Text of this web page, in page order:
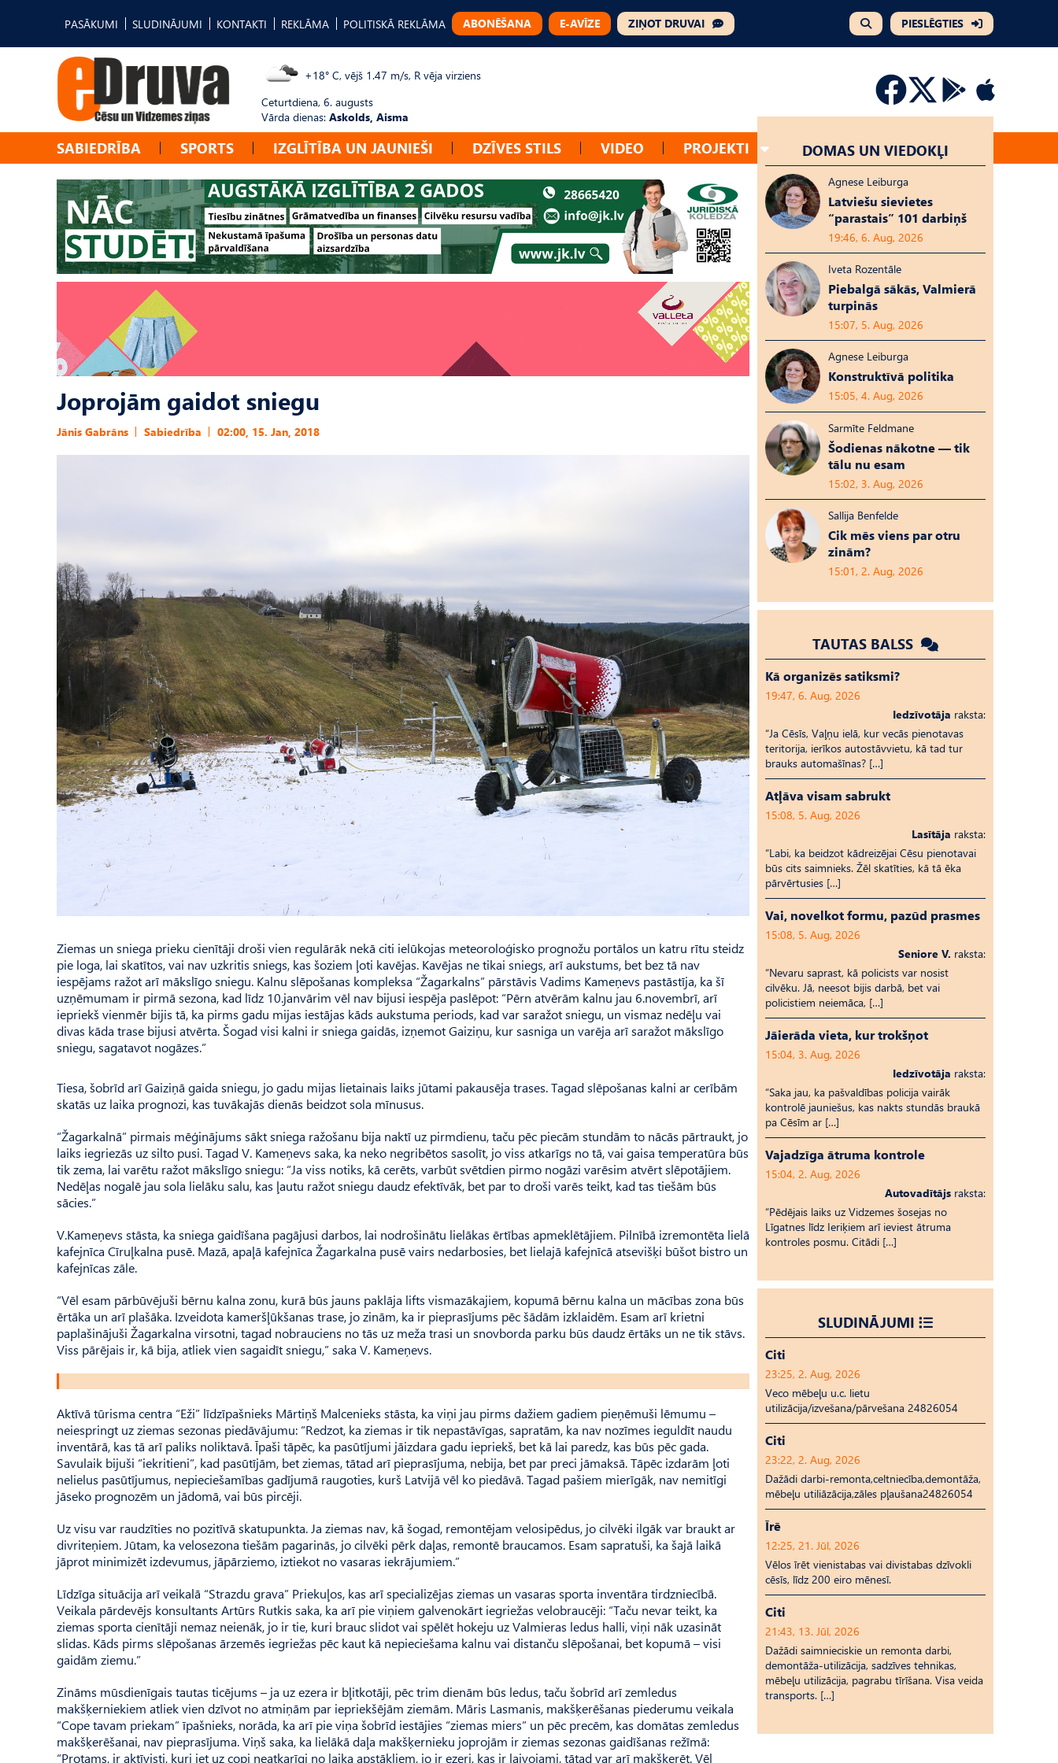
PASĀKUMI SLUDINĀJUMI KONTAKTI REKLĀMA POLITISKĀ REKLĀMA ABONĒŠANA E-AVĪZE ZIŅOT DRUVAI PIESLĒGTIES
+18° C, vējš 1.47 m/s, R vēja virziens
Ceturtdiena, 6. augusts
Vārda dienas: Askolds, Aisma
SABIEDRĪBA SPORTS IZGLĪTĪBA UN JAUNIEŠI DZĪVES STILS VIDEO PROJEKTI
Joprojām gaidot sniegu
Jānis Gabrāns Sabiedrība 02:00, 15. Jan, 2018
Ziemas un sniega prieku cienītāji droši vien regulārāk nekā citi ielūkojas meteoroloģisko prognožu portālos un katru rītu steidz
pie loga, lai skatītos, vai nav uzkritis sniegs, kas šoziem ļoti kavējas. Kavējas ne tikai sniegs, arī aukstums, bet bez tā nav
iespējams ražot arī mākslīgo sniegu. Kalnu slēpošanas kompleksa “Žagarkalns” pārstāvis Vadims Kameņevs pastāstīja, ka šī
uzņēmumam ir pirmā sezona, kad līdz 10.janvārim vēl nav bijusi iespēja paslēpot: “Pērn atvērām kalnu jau 6.novembrī, arī
iepriekš vienmēr bijis tā, ka pirms gadu mijas iestājas kāds aukstuma periods, kad var saražot sniegu, un vismaz nedēļu vai
divas kāda trase bijusi atvērta. Šogad visi kalni ir sniega gaidās, izņemot Gaiziņu, kur sasniga un varēja arī saražot mākslīgo
sniegu, sagatavot nogāzes.”
Tiesa, šobrīd arī Gaiziņā gaida sniegu, jo gadu mijas lietainais laiks jūtami pakausēja trases. Tagad slēpošanas kalni ar cerībām
skatās uz laika prognozi, kas tuvākajās dienās beidzot sola mīnusus.
“Žagarkalnā” pirmais mēģinājums sākt sniega ražošanu bija naktī uz pirmdienu, taču pēc piecām stundām to nācās pārtraukt, jo
laiks iegriezās uz silto pusi. Tagad V. Kameņevs saka, ka neko negribētos sasolīt, jo viss atkarīgs no tā, vai gaisa temperatūra būs
tik zema, lai varētu ražot mākslīgo sniegu: “Ja viss notiks, kā cerēts, varbūt svētdien pirmo nogāzi varēsim atvērt slēpotājiem.
Nedēļas nogalē jau sola lielāku salu, kas ļautu ražot sniegu daudz efektīvāk, bet par to droši varēs teikt, kad tas tiešām būs
sācies.”
V.Kameņevs stāsta, ka sniega gaidīšana pagājusi darbos, lai nodrošinātu lielākas ērtības apmeklētājiem. Pilnībā izremontēta lielā
kafejnīca Cīruļkalna pusē. Mazā, apaļā kafejnīca Žagarkalna pusē vairs nedarbosies, bet lielajā kafejnīcā atsevišķi būšot bistro un
kafejnīcas zāle.
“Vēl esam pārbūvējuši bērnu kalna zonu, kurā būs jauns paklāja lifts vismazākajiem, kopumā bērnu kalna un mācības zona būs
ērtāka un arī plašāka. Izveidota kameršļūkšanas trase, jo zinām, ka ir pieprasījums pēc šādām izklaidēm. Esam arī krietni
paplašinājuši Žagarkalna virsotni, tagad nobrauciens no tās uz meža trasi un snovborda parku būs daudz ērtāks un ne tik stāvs.
Viss pārējais ir, kā bija, atliek vien sagaidīt sniegu,” saka V. Kameņevs.
Aktīvā tūrisma centra “Eži” līdz­īpašnieks Mārtiņš Malcenieks stāsta, ka viņi jau pirms dažiem gadiem pieņēmuši lēmumu –
neiespringt uz ziemas sezonas piedāvājumu: “Redzot, ka ziemas ir tik nepastāvīgas, sapratām, ka nav nozīmes ieguldīt naudu
inventārā, kas tā arī paliks noliktavā. Īpaši tāpēc, ka pasūtījumi jāizdara gadu iepriekš, bet kā lai paredz, kas būs pēc gada.
Savulaik bijuši “iekritieni”, kad pasūtījām, bet ziemas, tātad arī pieprasījuma, nebija, bet par preci jāmaksā. Tāpēc izdarām ļoti
nelielus pasūtījumus, nepieciešamības gadījumā raugoties, kurš Latvijā vēl ko piedāvā. Tagad pašiem mierīgāk, nav nemitīgi
jāseko prognozēm un jādomā, vai būs pircēji.
Uz visu var raudzīties no pozitīvā skatupunkta. Ja ziemas nav, kā šogad, remontējam velosipēdus, jo cilvēki ilgāk var braukt ar
divriteņiem. Jūtam, ka velosezona tiešām pagarinās, jo cilvēki pērk daļas, remontē braucamos. Esam sapratuši, ka šajā laikā
jāprot minimizēt izdevumus, jāpārziemo, iztiekot no vasaras iekrājumiem.”
Līdzīga situācija arī veikalā “Strazdu grava” Priekuļos, kas arī specializējas ziemas un vasaras sporta inventāra tirdzniecībā.
Veikala pārdevējs konsultants Artūrs Rutkis saka, ka arī pie viņiem galvenokārt iegriežas velo­brau­cēji: “Taču nevar teikt, ka
ziemas sporta cienītāji nemaz neienāk, jo ir tie, kuri brauc slidot vai spēlēt hokeju uz Valmieras ledus halli, viņi nāk uzasināt
slidas. Kāds pirms slēpošanas ārzemēs iegriežas pēc kaut kā nepieciešama kalnu vai distanču slēpošanai, bet kopumā – visi
gaidām ziemu.”
Zināms mūsdienīgais tautas ticējums – ja uz ezera ir bļitkotāji, pēc trim dienām būs ledus, taču šobrīd arī zemledus
makšķerniekiem atliek vien dzīvot no atmiņām par iepriekšējām ziemām. Māris Lasmanis, makšķerēšanas piederumu veikala
“Cope tavam priekam” īpašnieks, norāda, ka arī pie viņa šobrīd iestājies “ziemas miers” un pēc precēm, kas domātas zemledus
makšķerēšanai, nav pieprasījuma. Viņš saka, ka lielākā daļa makšķernieku joprojām ir ziemas sezonas gaidīšanas režīmā:
“Protams, ir aktīvisti, kuri iet uz copi neatkarīgi no laika apstākļiem, jo ir ezeri, kas ir laivojami, tātad var arī makšķerēt. Vēl
DOMAS UN VIEDOKĻI
Agnese Leiburga
Latviešu sievietes
“parastais” 101 darbiņš
19:46, 6. Aug, 2026
Iveta Rozentāle
Piebalgā sākās, Valmierā
turpinās
15:07, 5. Aug, 2026
Agnese Leiburga
Konstruktīvā politika
15:05, 4. Aug, 2026
Sarmīte Feldmane
Šodienas nākotne — tik
tālu nu esam
15:02, 3. Aug, 2026
Sallija Benfelde
Cik mēs viens par otru
zinām?
15:01, 2. Aug, 2026
TAUTAS BALSS
Kā organizēs satiksmi?
19:47, 6. Aug, 2026
Iedzīvotāja raksta:
“Ja Cēsīs, Vaļņu ielā, kur vecās pienotavas
teritorija, ierīkos autostāvvietu, kā tad tur
brauks automašīnas? […]
Atļāva visam sabrukt
15:08, 5. Aug, 2026
Lasītāja raksta:
“Labi, ka beidzot kādreizējai Cēsu pienotavai
būs cits saimnieks. Žēl skatīties, kā tā ēka
pārvērtusies […]
Vai, novelkot formu, pazūd prasmes
15:08, 5. Aug, 2026
Seniore V. raksta:
“Nevaru saprast, kā policists var nosist
cilvēku. Jā, neesot bijis darbā, bet vai
policistiem neiemāca, […]
Jāierāda vieta, kur trokšņot
15:04, 3. Aug, 2026
Iedzīvotāja raksta:
“Saka jau, ka pašvaldības policija vairāk
kontrolē jauniešus, kas nakts stundās braukā
pa Cēsīm ar […]
Vajadzīga ātruma kontrole
15:04, 2. Aug, 2026
Autovadītājs raksta:
“Pēdējais laiks uz Vid­ze­mes šosejas no
Līgatnes līdz Ieriķiem arī ieviest ātruma
kontroles posmu. Citādi […]
SLUDINĀJUMI
Citi
23:25, 2. Aug, 2026
Veco mēbeļu u.c. lietu
utilizācija/izvešana/pārvešana 24826054
Citi
23:22, 2. Aug, 2026
Dažādi darbi-remonta,celtniecība,demontāža,
mēbeļu utiliāzācija,zāles pļaušana24826054
Īrē
12:25, 21. Jūl, 2026
Vēlos īrēt vienistabas vai divistabas dzīvokli
cēsīs, līdz 200 eiro mēnesī.
Citi
21:43, 13. Jūl, 2026
Dažādi saimnieciskie un remonta darbi,
demontāža-utilizācija, sadzīves tehnikas,
mēbeļu utilizācija, pagrabu tīrīšana. Visa veida
transports. […]